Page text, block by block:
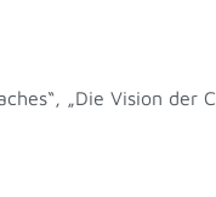
„Die Vision der